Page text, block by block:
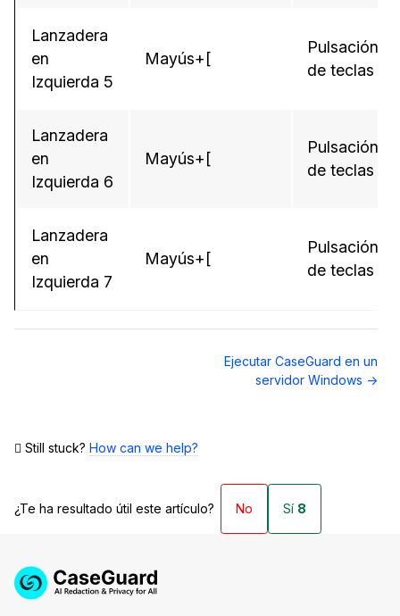
Lanzadera
en
Izquierda 5
Mayús+[
Pulsación
de teclas
Lanzadera
en
Izquierda 6
Mayús+[
Pulsación
de teclas
Lanzadera
en
Izquierda 7
Mayús+[
Pulsación
de teclas
Ejecutar CaseGuard en un
servidor Windows →
Still stuck? How can we help?
¿Te ha resultado útil este artículo? No Sí 8